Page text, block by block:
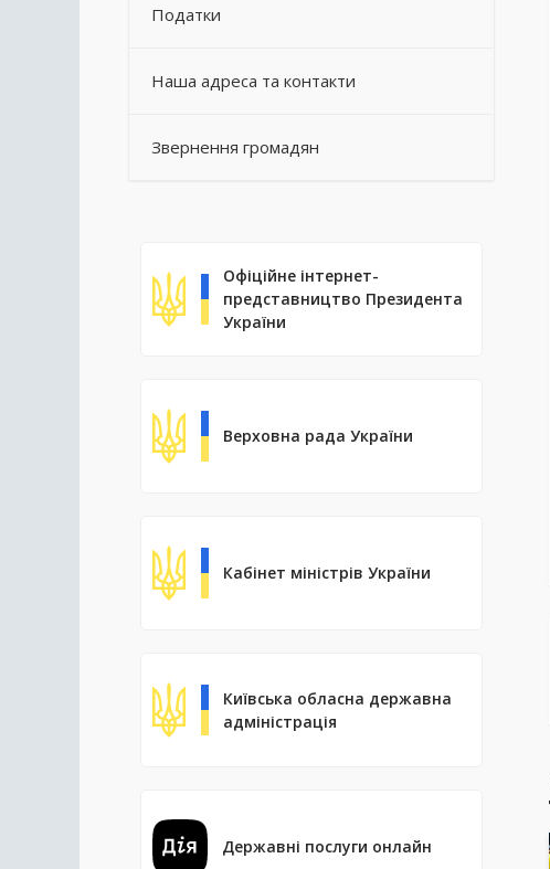
Податки
Наша адреса та контакти
Звернення громадян
Офіційне інтернет-
представництво Президента
України
Верховна рада України
Кабінет міністрів України
Київська обласна державна
адміністрація
Державні послуги онлайн